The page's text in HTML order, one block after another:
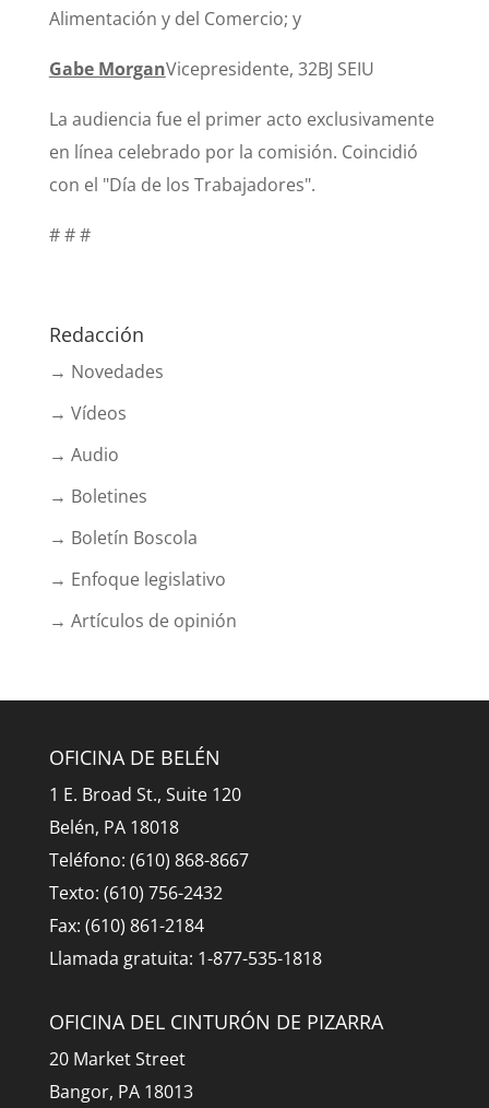
Alimentación y del Comercio; y
Gabe MorganVicepresidente, 32BJ SEIU
La audiencia fue el primer acto exclusivamente
en línea celebrado por la comisión. Coincidió
con el "Día de los Trabajadores".
# # #
Redacción
→ Novedades
→ Vídeos
→ Audio
→ Boletines
→ Boletín Boscola
→ Enfoque legislativo
→ Artículos de opinión
OFICINA DE BELÉN
1 E. Broad St., Suite 120
Belén, PA 18018
Teléfono: (610) 868-8667
Texto: (610) 756-2432
Fax: (610) 861-2184
Llamada gratuita: 1-877-535-1818
OFICINA DEL CINTURÓN DE PIZARRA
20 Market Street
Bangor, PA 18013